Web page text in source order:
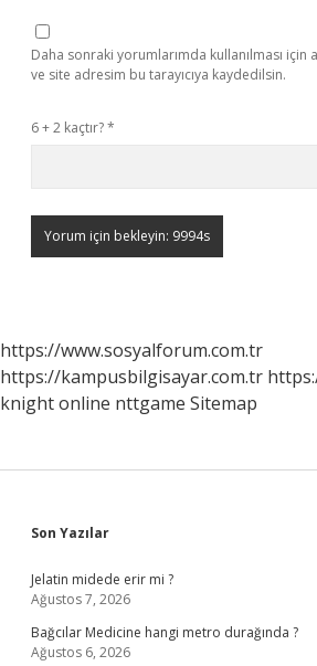
Daha sonraki yorumlarımda kullanılması için
ve site adresim bu tarayıcıya kaydedilsin.
6 + 2 kaçtır?*
https://www.sosyalforum.com.tr
https://kampusbilgisayar.com.tr
knight online nttgame Sitemap
Sidebar
Son Yazılar
Jelatin midede erir mi ?
Ağustos 7, 2026
Bağcılar Medicine hangi metro durağında ?
Ağustos 6, 2026